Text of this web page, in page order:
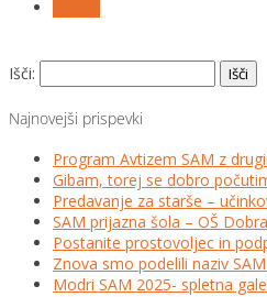
Išči:
Najnovejši prispevki
Program Avtizem SAM z
Gibam, torej se dobro
Predavanje za starše –
SAM prijazna šola – OŠ
Postanite prostovoljec in
Znova smo podelili naziv
Modri SAM 2025- spletna